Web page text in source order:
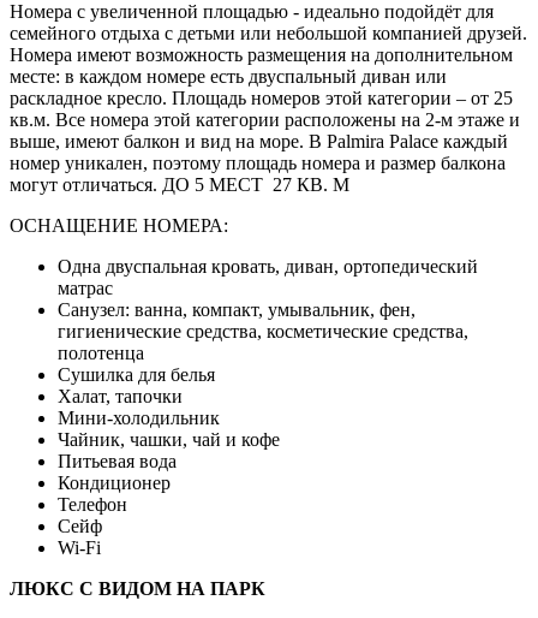
Номера с увеличенной площадью - идеально подойдёт для
семейного отдыха с детьми или небольшой компанией друзей.
Номера имеют возможность размещения на дополнительном
месте: в каждом номере есть двуспальный диван или
раскладное кресло. Площадь номеров этой категории – от 25
кв.м. Все номера этой категории расположены на 2-м этаже и
выше, имеют балкон и вид на море. В Palmira Palace каждый
номер уникален, поэтому площадь номера и размер балкона
могут отличаться. ДО 5 МЕСТ 27 КВ. М
ОСНАЩЕНИЕ НОМЕРА:
Одна двуспальная кровать, диван, ортопедический
матрас
Санузел: ванна, компакт, умывальник, фен,
гигиенические средства, косметические средства,
полотенца
Сушилка для белья
Халат, тапочки
Мини-холодильник
Чайник, чашки, чай и кофе
Питьевая вода
Кондиционер
Телефон
Сейф
Wi-Fi
ЛЮКС С ВИДОМ НА ПАРК